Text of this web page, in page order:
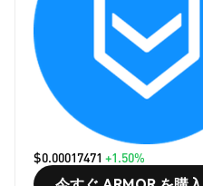
$0.00017471 +1.50%